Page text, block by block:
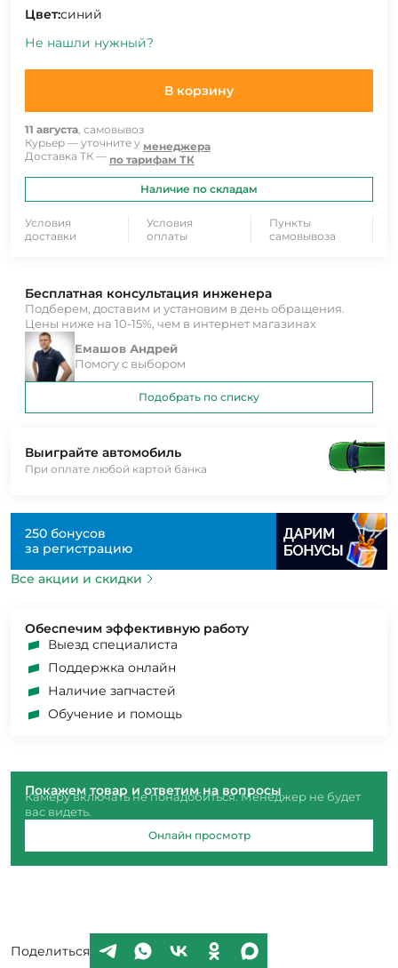
Цвет:синий
Не нашли нужный?
В корзину
11 августа, самовывоз
Курьер — уточните у менеджера
Доставка ТК — по тарифам ТК
Наличие по складам
Условия
доставки
Условия
оплаты
Пункты
самовывоза
Выиграйте автомобиль
При оплате любой картой банка
250 бонусов
за регистрацию
Все акции и скидки
Обеспечим эффективную работу
Выезд специалиста
Поддержка онлайн
Наличие запчастей
Обучение и помощь
Покажем товар и ответим на вопросы
Камеру включать не понадобиться. Менеджер не будет
вас видеть.
Онлайн просмотр
Бесплатная консультация инженера
Подберем, доставим и установим в день обращения.
Цены ниже на 10-15%, чем в интернет магазинах
Емашов Андрей
Помогу с выбором
Подобрать по списку
Поделиться